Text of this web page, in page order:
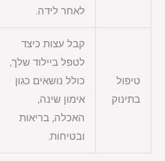
לאחר לידה.
טיפול
בתינוק
קבל עצות כיצד
לטפל ביילוד שלך,
כולל נושאים כגון
אימון שינה,
האכלה, בריאות
ובטיחות.